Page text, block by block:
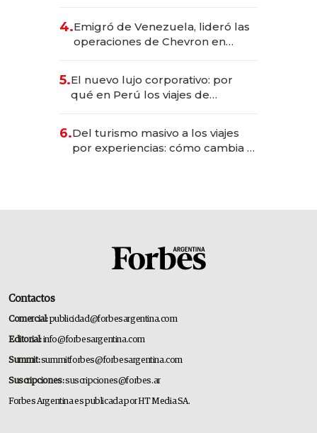
Fénix
4.Emigró de Venezuela, lideró las
operaciones de Chevron en
5.El nuevo lujo corporativo: por
qué en Perú los viajes de
transformadoras
6.Del turismo masivo a los viajes
por experiencias: cómo cambia el
Contactos
Comercial:publicidad@forbesargentina.com
Editorial:info@forbesargentina.com
Summit:summitforbes@forbesargentina.com
Suscripciones:suscripciones@forbes.ar
Forbes Argentina es publicada por HT Media SA.